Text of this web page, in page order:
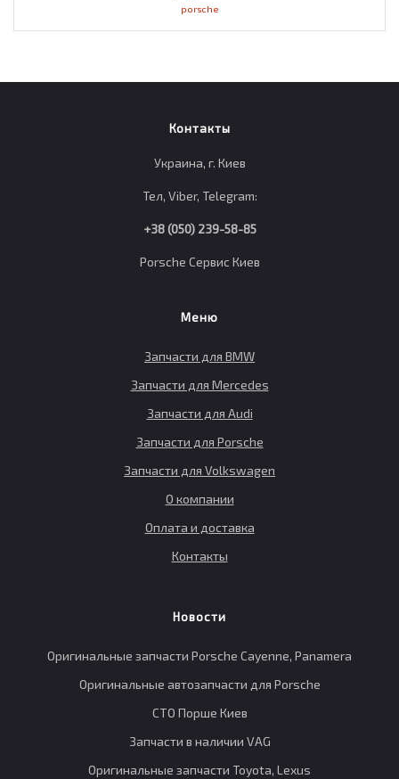
porsche
Контакты
Украина, г. Киев
Тел, Viber, Telegram:
+38 (050) 239-58-85
Porsche Сервис Киев
Меню
Запчасти для BMW
Запчасти для Mercedes
Запчасти для Audi
Запчасти для Porsche
Запчасти для Volkswagen
О компании
Оплата и доставка
Контакты
Новости
Оригинальные запчасти Porsche Cayenne, Panamera
Оригинальные автозапчасти для Porsche
СТО Порше Киев
Запчасти в наличии VAG
Оригинальные запчасти Toyota, Lexus